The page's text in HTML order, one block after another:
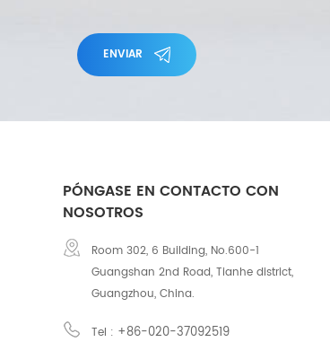
ENVIAR
PÓNGASE EN CONTACTO CON
NOSOTROS
Room 302, 6 Building, No.600-1
Guangshan 2nd Road, Tianhe district,
Guangzhou, China.
Tel : +86-020-37092519